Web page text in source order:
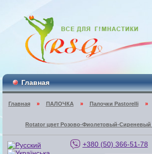
Главная
Главная » ПАЛОЧКА » Палочки Pastorelli »
Rotator цвет Розово-Фиолетовый-Сиреневый
+380 (50) 366-51-78